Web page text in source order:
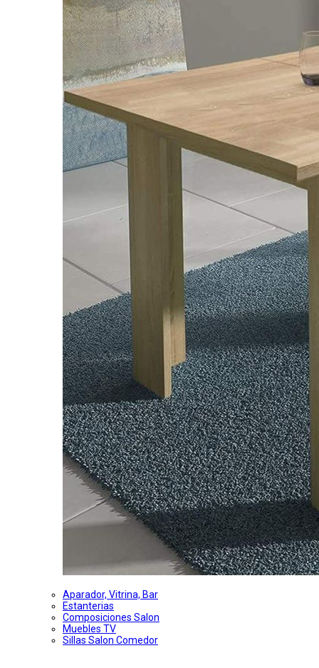
Aparador, Vitrina, Bar
Estanterias
Composiciones Salon
Muebles TV
Sillas Salon Comedor